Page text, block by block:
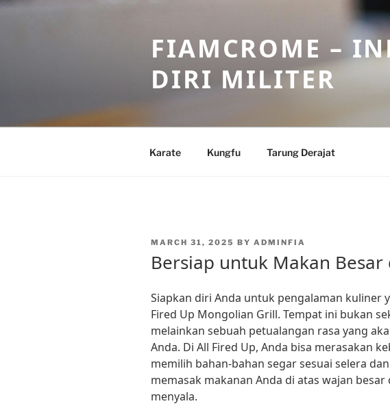
Skip
FIAMCROME –
DIRI MILITER
Karate Kungfu Tarung Derajat
POSTED
MARCH 31, 2025 BY ADMINFIA
Bersiap untuk Makan Besar
Siapkan diri Anda untuk pengalaman kuliner
Fired Up Mongolian Grill. Tempat ini bukan
melainkan sebuah petualangan rasa yang
Anda. Di All Fired Up, Anda bisa merasakan
memilih bahan-bahan segar sesuai selera
memasak makanan Anda di atas wajan besar
menyala.